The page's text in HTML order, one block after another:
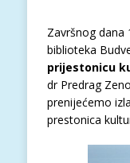
Završnog dana
biblioteka
prijestonicu
dr Predrag
prenijećemo
prestonica